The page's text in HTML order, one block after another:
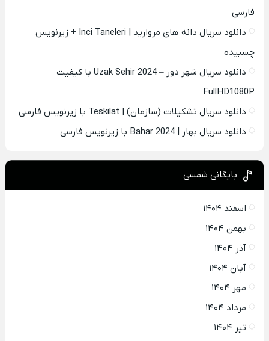
فارسی
دانلود سریال دانه های مروارید | Inci Taneleri + زیرنویس
چسبیده
دانلود سریال شهر دور – Uzak Sehir 2024 با کیفیت
FullHD1080P
دانلود سریال تشکیلات (سازمان) | Teskilat با زیرنویس فارسی
دانلود سریال بهار | Bahar 2024 با زیرنویس فارسی
بایگانی شمسی
اسفند ۱۴۰۴
بهمن ۱۴۰۴
آذر ۱۴۰۴
آبان ۱۴۰۴
مهر ۱۴۰۴
مرداد ۱۴۰۴
تیر ۱۴۰۴